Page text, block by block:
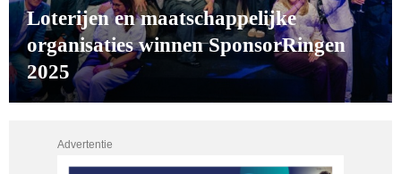
Loterijen en maatschappelijke
organisaties winnen SponsorRingen
2025
Advertentie